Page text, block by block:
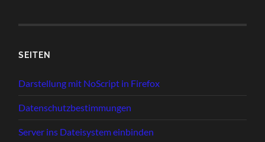
SEI­TEN
Dar­stel­lung mit NoScript in Firefox
Daten­schutz­be­stim­mun­gen
Ser­ver ins Datei­sys­tem einbinden